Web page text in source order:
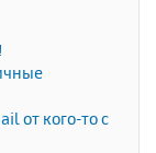
от кого-то с